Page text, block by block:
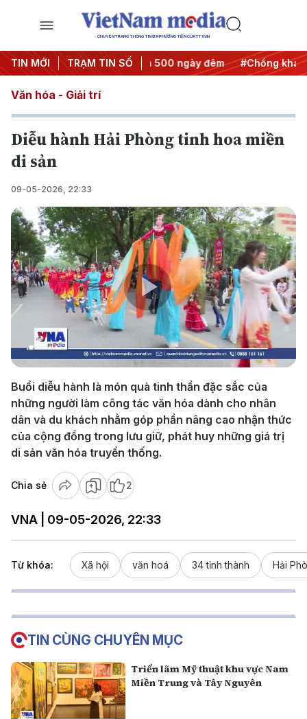
CHUYÊN TRANG THÔNG TIN ĐA PHƯƠNG TIỆN CỦA TTXVN
TIN MỚI TRẠM TIN SỐ
động #Chiến dịch 500 ngày đêm #Chống khai thác
Văn hóa - Giải trí
Diễu hành Hải Phòng tinh hoa miền
di sản
09-05-2026, 22:33
Play
Video
Buổi diễu hành là món quà tinh thần đặc sắc của
những người làm công tác văn hóa dành cho nhân
dân và du khách nhằm góp phần nâng cao nhận thức
của cộng đồng trong lưu giữ, phát huy những giá trị
di sản văn hóa truyền thống.
Chia sẻ 2
VNA | 09-05-2026, 22:33
Từ khóa: Xã hội văn hoá 34 tỉnh thành Hải
TIN CÙNG CHUYÊN MỤC
Triển lãm Mỹ thuật khu vực Nam
Miền Trung và Tây Nguyên